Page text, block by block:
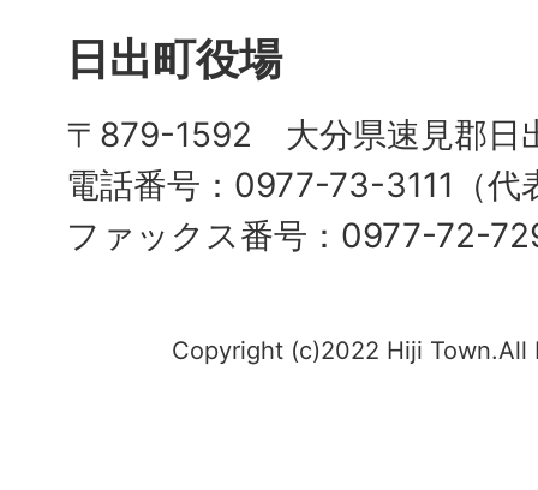
日出町役場
〒879-1592 大分県速見郡日
電話番号：0977-73-3111（代
ファックス番号：0977-72-
Copyright (c)2022 Hiji Town.All